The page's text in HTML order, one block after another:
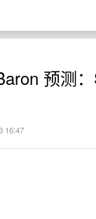
预测
16:47